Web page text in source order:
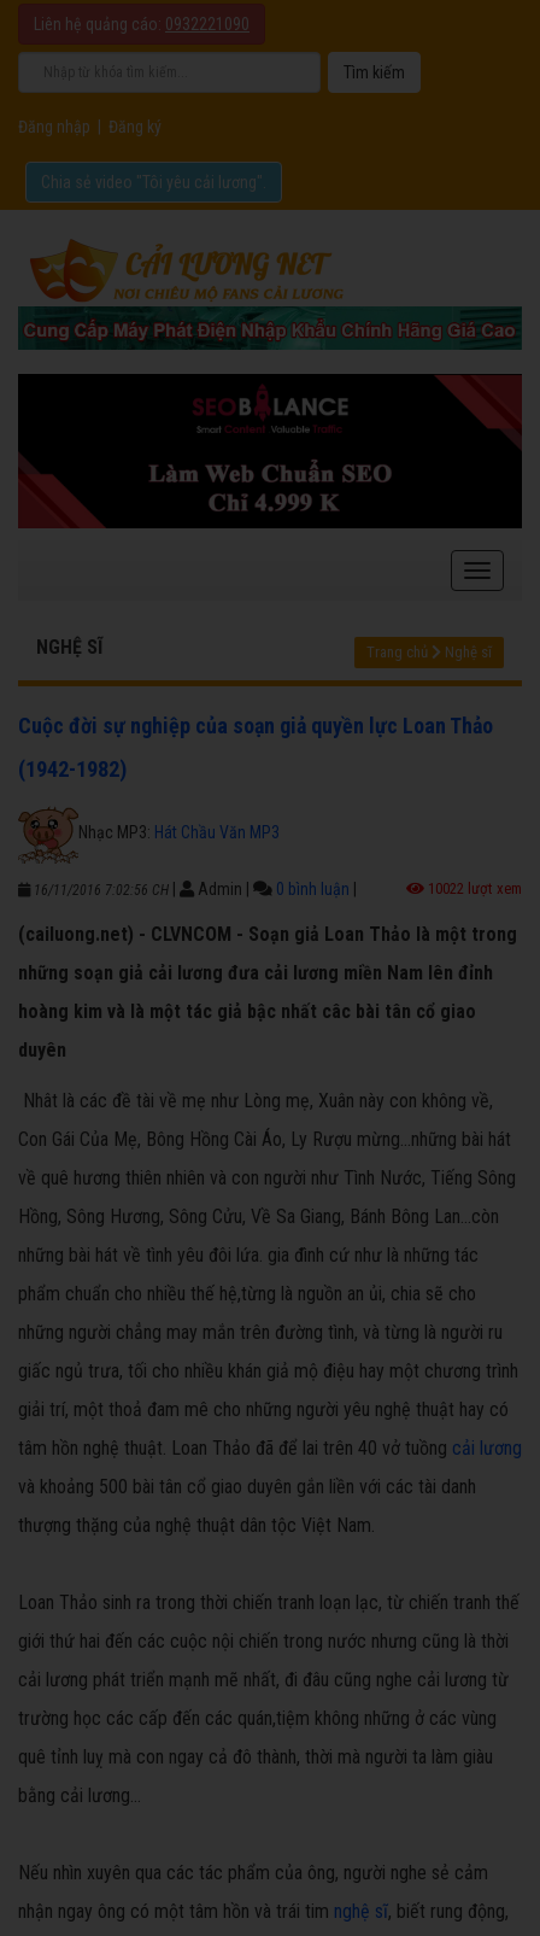
Liên hệ quảng cáo: 0932221090
Đăng nhập Đăng ký
Chia sẻ video "Tôi yêu cải lương".
NGHỆ SĨ Trang chủ Nghệ sĩ
Cuộc đời sự nghiệp của soạn giả quyền lực Loan Thảo
(1942-1982)
Nhạc MP3: Hát Chầu Văn MP3
16/11/2016 7:02:56 CH Admin 0 bình luận 10022 lượt xem
(cailuong.net) - CLVNCOM - Soạn giả Loan Thảo là một trong
những soạn giả cải lương đưa cải lương miền Nam lên đỉnh
hoàng kim và là một tác giả bậc nhất câc bài tân cổ giao
duyên
Nhât là các đề tài về mẹ như Lòng mẹ, Xuân này con không về,
Con Gái Của Mẹ, Bông Hồng Cài Áo, Ly Rượu mừng...những bài hát
về quê hương thiên nhiên và con người như Tình Nước, Tiếng Sông
Hồng, Sông Hương, Sông Cửu, Về Sa Giang, Bánh Bông Lan...còn
những bài hát về tình yêu đôi lứa. gia đình cứ như là những tác
phẩm chuẩn cho nhiều thế hệ,từng là nguồn an ủi, chia sẽ cho
những người chẳng may mắn trên đường tình, và từng là người ru
giấc ngủ trưa, tối cho nhiều khán giả mộ điệu hay một chương trình
giải trí, một thoả đam mê cho những người yêu nghệ thuật hay có
tâm hồn nghệ thuật. Loan Thảo đã để lai trên 40 vở tuồng cải lương
và khoảng 500 bài tân cổ giao duyên gắn liền với các tài danh
thượng thặng của nghệ thuật dân tộc Việt Nam.
Loan Thảo sinh ra trong thời chiến tranh loạn lạc, từ chiến tranh thế
giới thứ hai đến các cuộc nội chiến trong nước nhưng cũng là thời
cải lương phát triển mạnh mẽ nhất, đi đâu cũng nghe cải lương từ
trường học các cấp đến các quán,tiệm không những ở các vùng
quê tỉnh luỵ mà con ngay cả đô thành, thời mà người ta làm giàu
bằng cải lương...
Nếu nhìn xuyên qua các tác phẩm của ông, người nghe sẻ cảm
nhận ngay ông có một tâm hồn và trái tim nghệ sĩ, biết rung động,